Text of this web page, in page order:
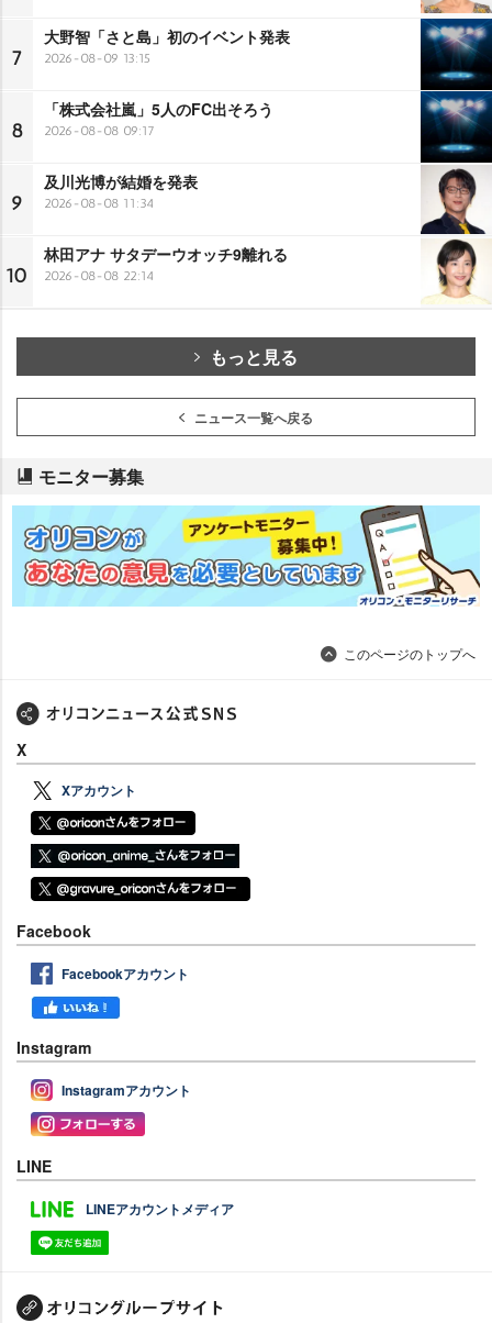
7
大野智「さと島」初のイベント発表
2026-08-09 13:15
8
「株式会社嵐」5人のFC出そろう
2026-08-08 09:17
9
及川光博が結婚を発表
2026-08-08 11:34
10
林田アナ サタデーウオッチ9離れる
2026-08-08 22:14
もっと見る
ニュース一覧へ戻る
モニター募集
このページのトップへ
X
Xアカウント
Facebook
Facebookアカウント
Instagram
Instagramアカウント
LINE
LINEアカウントメディア